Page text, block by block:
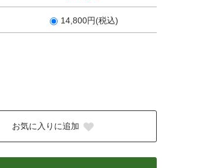
14,800円(税込)
お気に入りに追加